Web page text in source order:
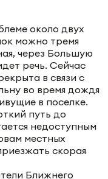
около двух
можно тремя
через Большую
речь. Сейчас
в связи с
во время дождя
в поселке.
путь до
недоступным
местных
скорая
Ближнего